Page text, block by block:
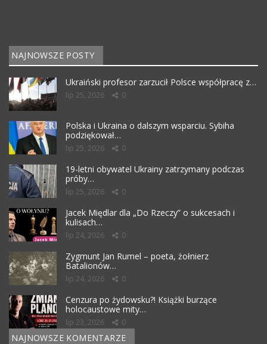
NAJNOWSZE POSTY
Ukraiński profesor zarzucił Polsce współpracę z…
lip 25, 2026 0
Polska i Ukraina o dalszym wsparciu. Sybiha
podziękował…
lip 25, 2026 0
19-letni obywatel Ukrainy zatrzymany podczas
próby…
lip 25, 2026 0
Jacek Międlar dla „Do Rzeczy” o sukcesach i
kulisach…
lip 24, 2026 0
Zygmunt Jan Rumel – poeta, żołnierz
Batalionów…
lip 24, 2026 0
Cenzura po żydowsku?! Książki burzące
holocaustowe mity…
lip 23, 2026 0
NAJNOWSZE KOMENTARZE